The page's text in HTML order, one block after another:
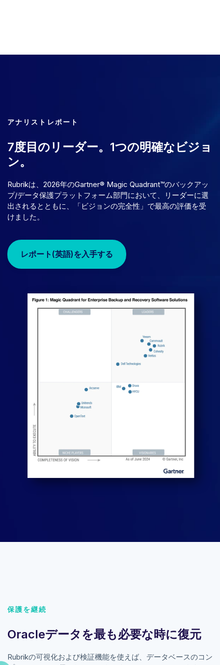
アナリストレポート
7度目のリーダー。1つの明確なビジョ
ン。
Rubrikは、2026年のGartner® Magic Quadrant™のバックアッ
プ/データ保護プラットフォーム部門において、リーダーに選
出されるとともに、「ビジョンの完全性」で最高の評価を受
けました。
レポート(英語)を入手する
保護を継続
Oracleデータを最も必要な時に復元
Rubrikの可視化および検証機能を使えば、データベースのコン